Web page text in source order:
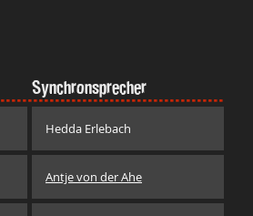
Synchronsprecher
Hedda Erlebach
Antje von der Ahe